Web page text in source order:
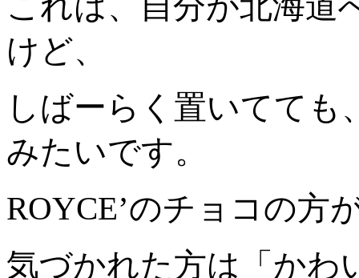
けど、
しばーらく置いてて
みたいです。
ROYCE’のチョコの方
気づかれた方は「かわ